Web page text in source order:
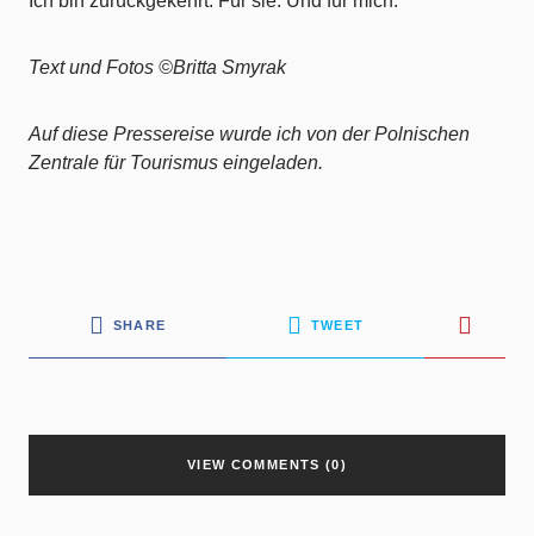
Text und Fotos ©Britta Smyrak
Auf diese Pressereise wurde ich von der Polnischen
Zentrale für Tourismus eingeladen.
SHARE TWEET
VIEW COMMENTS (0)